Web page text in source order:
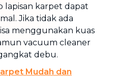
lapisan karpet dapat
Jika tidak ada
menggunakan kuas
vacuum cleaner
debu.
Mudah dan